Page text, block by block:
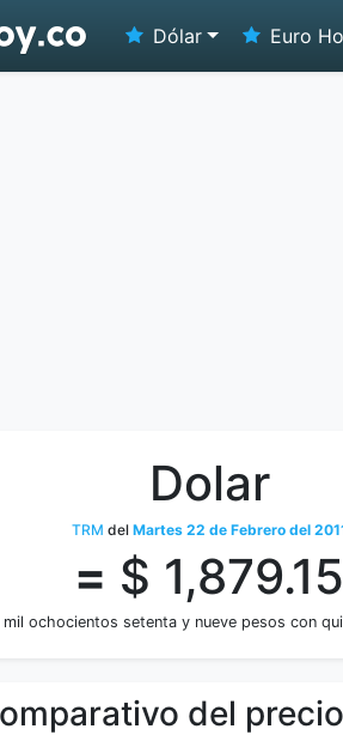
Dólar Euro
Dolar
TRM del Martes 22 de Febrero del
= $ 1,879.15
mil ochocientos setenta y nueve pesos con
del